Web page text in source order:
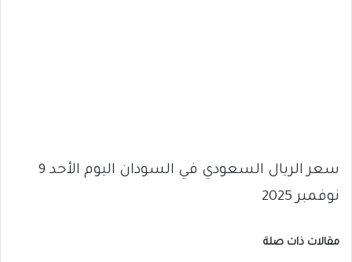
سعر الريال السعودي في السودان اليوم الأحد 9
نوفمبر 2025
مقالات ذات صلة